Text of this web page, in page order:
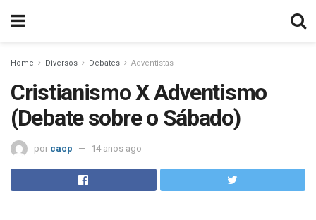
Home Diversos Debates Adventistas
Cristianismo X Adventismo
(Debate sobre o Sábado)
por cacp 14 anos ago